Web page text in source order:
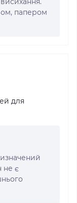
папером
для
не є